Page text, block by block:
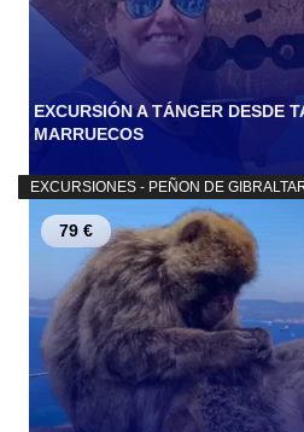
EXCURSIÓN A TÁNGER DESDE
MARRUECOS
EXCURSIONES - PEÑON DE
79 €